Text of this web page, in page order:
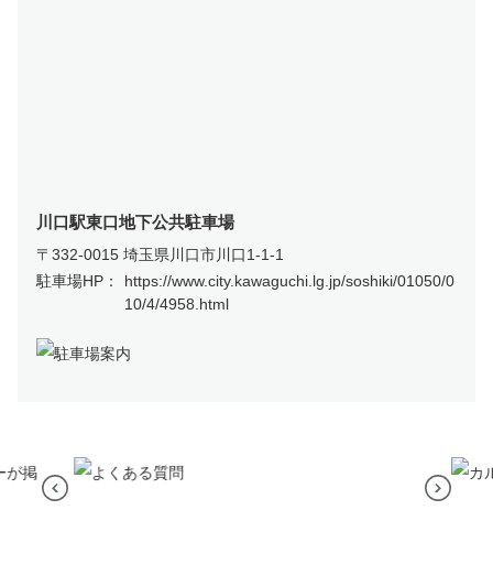
川口駅東口地下公共駐車場
〒332-0015 埼玉県川口市川口1‐1‐1
駐車場HP：
https://www.city.kawaguchi.lg.jp/soshiki/01050/0
10/4/4958.html